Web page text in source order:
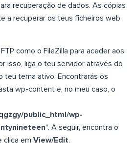
recuperação de dados. As cópias
a recuperar os teus ficheiros web
como o FileZilla para aceder aos
isso, liga o teu servidor através do
teu tema ativo. Encontrarás os
wp-content e, no meu caso, o
public_html/wp-
“. A seguir, encontra o
clica em View/Edit.